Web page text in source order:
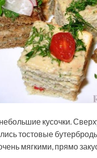
кусочки.
тостовые
мягкими, прямо